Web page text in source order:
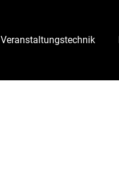
Veranstaltungstechnik